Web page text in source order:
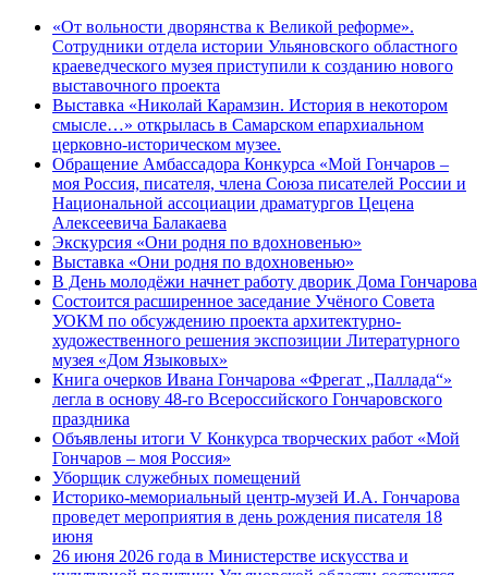
«От вольности дворянства к Великой реформе».
Сотрудники отдела истории Ульяновского областного
краеведческого музея приступили к созданию нового
выставочного проекта
Выставка «Николай Карамзин. История в некотором
смысле…» открылась в Самарском епархиальном
церковно-историческом музее.
Обращение Амбассадора Конкурса «Мой Гончаров –
моя Россия, писателя, члена Союза писателей России и
Национальной ассоциации драматургов Цецена
Алексеевича Балакаева
Экскурсия «Они родня по вдохновенью»
Выставка «Они родня по вдохновенью»
В День молодёжи начнет работу дворик Дома Гончарова
Состоится расширенное заседание Учёного Совета
УОКМ по обсуждению проекта архитектурно-
художественного решения экспозиции Литературного
музея «Дом Языковых»
Книга очерков Ивана Гончарова «Фрегат „Паллада“»
легла в основу 48-го Всероссийского Гончаровского
праздника
Объявлены итоги V Конкурса творческих работ «Мой
Гончаров – моя Россия»
Уборщик служебных помещений
Историко-мемориальный центр-музей И.А. Гончарова
проведет мероприятия в день рождения писателя 18
июня
26 июня 2026 года в Министерстве искусства и